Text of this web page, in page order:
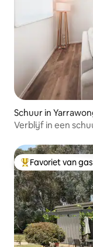
Schuur in
Verblijf in een
Topfavoriet van
Favoriet van